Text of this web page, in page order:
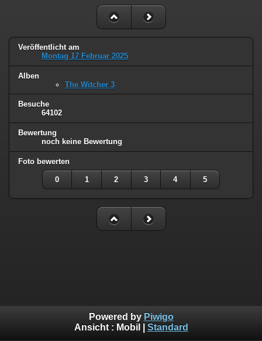
Veröffentlicht am
Montag 17 Februar 2025
Alben
The Witcher 3
Besuche
64102
Bewertung
noch keine Bewertung
Foto bewerten
0 1 2 3 4 5
Powered by Piwigo
Ansicht : Mobil Standard